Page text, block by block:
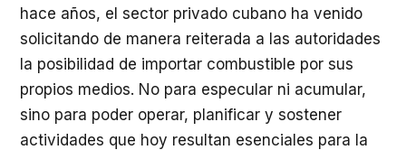
hace años, el sector privado cubano ha venido
solicitando de manera reiterada a las autoridades
la posibilidad de importar combustible por sus
propios medios. No para especular ni acumular,
sino para poder operar, planificar y sostener
actividades que hoy resultan esenciales para la